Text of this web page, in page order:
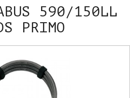
590/150LL
PRIMO